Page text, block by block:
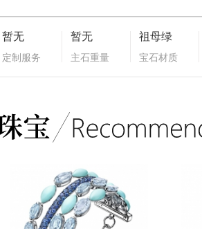
暂无
定制服务
暂无
主石重量
祖母绿
宝石材质